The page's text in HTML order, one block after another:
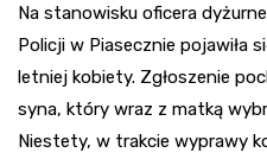
Na stanowisku oficera
Policji w Piasecznie pojawiła
letniej kobiety. Zgłoszenie
syna, który wraz z matką
Niestety, w trakcie wyprawy